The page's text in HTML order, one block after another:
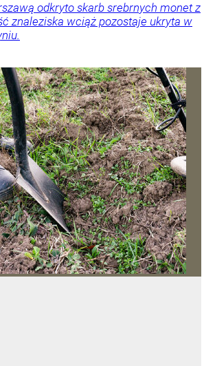
odkryto skarb srebrnych monet z
znaleziska wciąż pozostaje ukryta w